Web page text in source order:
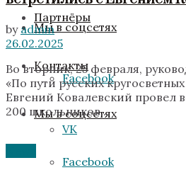
Мы в соцсетях
Facebook
VK
Партнёры
Контакты
Мы в соцсетях
Facebook
by admin
26.02.2025
Во вторник, 25 февраля,
«По пути русских
Евгений Ковалевский провел
200 школьников...